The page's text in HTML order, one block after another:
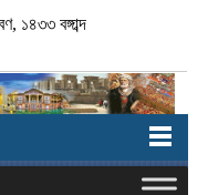
১৪৩৩ বঙ্গাব্দ